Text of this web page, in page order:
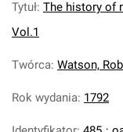
Tytuł: The history of
Vol.1
Twórca: Watson,
Rok wydania: 1792